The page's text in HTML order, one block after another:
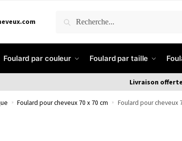
RECHERCHE
Foulard par couleur Foulard par taille
Livraison
» Foulard pour cheveux 70 x 70 cm » Foulard pour cheveux